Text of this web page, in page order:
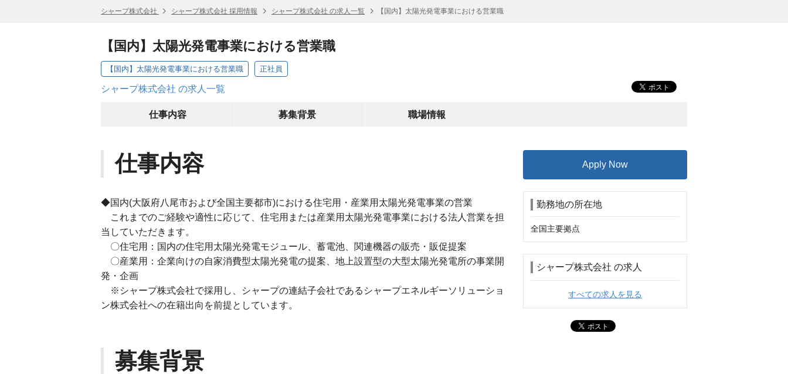
シャープ株式会社 シャープ株式会社 採用情報 シャープ株式会社 の求人一覧 【国内】太陽光発電事業における営業職
【国内】太陽光発電事業における営業職
【国内】太陽光発電事業における営業職 正社員
シャープ株式会社 の求人一覧
仕事内容 募集背景 職場情報
仕事内容
◆国内(大阪府八尾市および全国主要都市)における住宅用・産業用太陽光発電事業の営業
これまでのご経験や適性に応じて、住宅用または産業用太陽光発電事業における法人営業を担
当していただきます。
〇住宅用：国内の住宅用太陽光発電モジュール、蓄電池、関連機器の販売・販促提案
〇産業用：企業向けの自家消費型太陽光発電の提案、地上設置型の大型太陽光発電所の事業開
発・企画
※シャープ株式会社で採用し、シャープの連結子会社であるシャープエネルギーソリューショ
ン株式会社への在籍出向を前提としています。
募集背景
Apply Now
勤務地の所在地
全国主要拠点
シャープ株式会社 の求人
すべての求人を見る